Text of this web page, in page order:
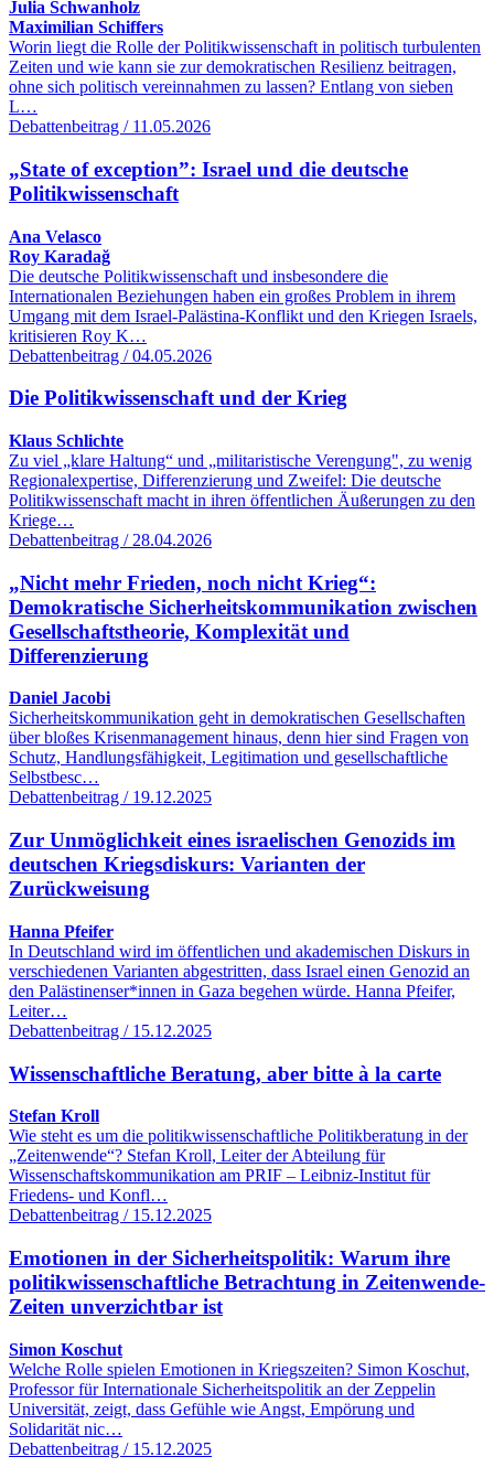
Julia Schwanholz
Maximilian Schiffers
Worin liegt die Rolle der Politikwissenschaft in politisch turbulenten
Zeiten und wie kann sie zur demokratischen Resilienz beitragen,
ohne sich politisch vereinnahmen zu lassen? Entlang von sieben
L…
Debattenbeitrag / 11.05.2026
„State of exception”: Israel und die deutsche
Politikwissenschaft
Ana Velasco
Roy Karadağ
Die deutsche Politikwissenschaft und insbesondere die
Internationalen Beziehungen haben ein großes Problem in ihrem
Umgang mit dem Israel-Palästina-Konflikt und den Kriegen Israels,
kritisieren Roy K…
Debattenbeitrag / 04.05.2026
Die Politikwissenschaft und der Krieg
Klaus Schlichte
Zu viel „klare Haltung“ und „militaristische Verengung", zu wenig
Regionalexpertise, Differenzierung und Zweifel: Die deutsche
Politikwissenschaft macht in ihren öffentlichen Äußerungen zu den
Kriege…
Debattenbeitrag / 28.04.2026
„Nicht mehr Frieden, noch nicht Krieg“:
Demokratische Sicherheitskommunikation zwischen
Gesellschaftstheorie, Komplexität und
Differenzierung
Daniel Jacobi
Sicherheitskommunikation geht in demokratischen Gesellschaften
über bloßes Krisenmanagement hinaus, denn hier sind Fragen von
Schutz, Handlungsfähigkeit, Legitimation und gesellschaftliche
Selbstbesc…
Debattenbeitrag / 19.12.2025
Zur Unmöglichkeit eines israelischen Genozids im
deutschen Kriegsdiskurs: Varianten der
Zurückweisung
Hanna Pfeifer
In Deutschland wird im öffentlichen und akademischen Diskurs in
verschiedenen Varianten abgestritten, dass Israel einen Genozid an
den Palästinenser*innen in Gaza begehen würde. Hanna Pfeifer,
Leiter…
Debattenbeitrag / 15.12.2025
Wissenschaftliche Beratung, aber bitte à la carte
Stefan Kroll
Wie steht es um die politikwissenschaftliche Politikberatung in der
„Zeitenwende“? Stefan Kroll, Leiter der Abteilung für
Wissenschaftskommunikation am PRIF – Leibniz-Institut für
Friedens- und Konfl…
Debattenbeitrag / 15.12.2025
Emotionen in der Sicherheitspolitik: Warum ihre
politikwissenschaftliche Betrachtung in Zeitenwende-
Zeiten unverzichtbar ist
Simon Koschut
Welche Rolle spielen Emotionen in Kriegszeiten? Simon Koschut,
Professor für Internationale Sicherheitspolitik an der Zeppelin
Universität, zeigt, dass Gefühle wie Angst, Empörung und
Solidarität nic…
Debattenbeitrag / 15.12.2025